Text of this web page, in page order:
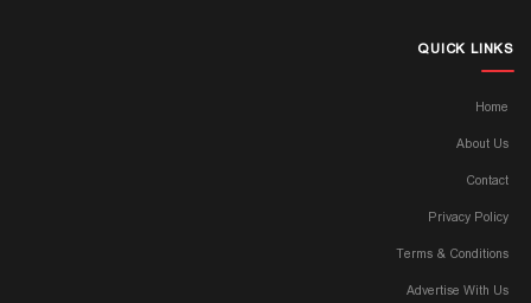
QUICK LINKS
Home
About Us
Contact
Privacy Policy
Terms & Conditions
Advertise With Us